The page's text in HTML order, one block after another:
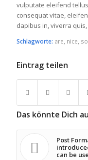
vulputate eleifend
consequat vitae,
dapibus in, viverra
Schlagworte: are, nice,
Eintrag teilen
Das könnte Dich
Post
can be